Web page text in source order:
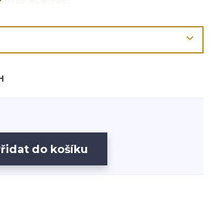
do košíku